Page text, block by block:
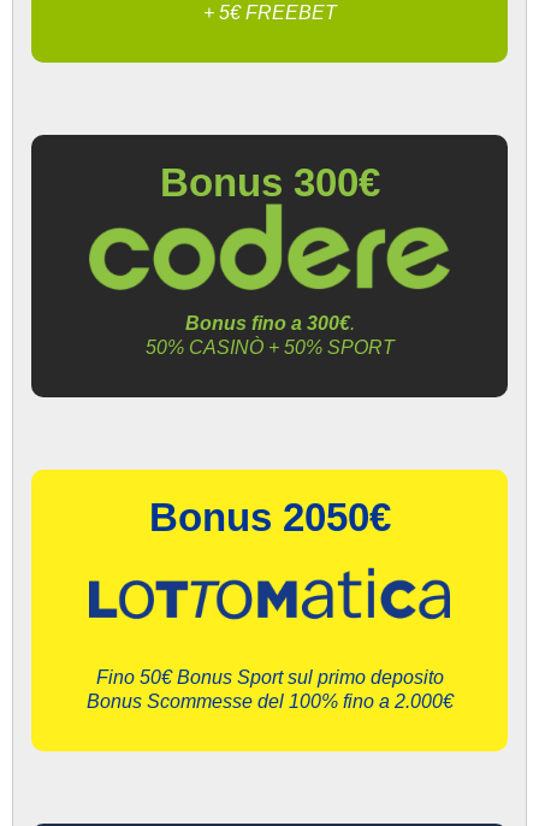
+ 5€ FREEBET
Bonus 300€
Bonus fino a 300€.
50% CASINÒ + 50% SPORT
Bonus 2050€
Fino 50€ Bonus Sport sul primo deposito
Bonus Scommesse del 100% fino a 2.000€